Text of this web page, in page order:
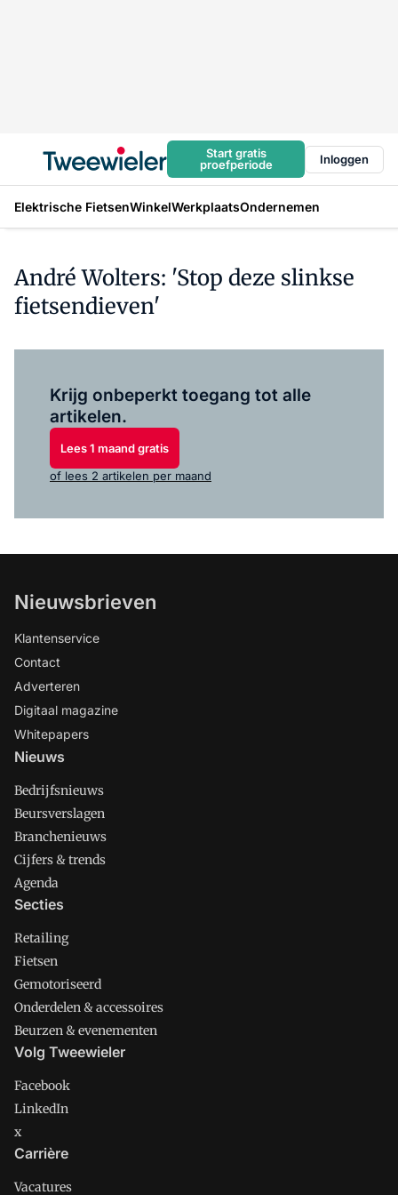
Start gratis
proefperiode
Inloggen
Elektrische FietsenWinkelWerkplaatsOndernemen
André Wolters: 'Stop deze slinkse
fietsendieven'
Krijg onbeperkt toegang tot alle
artikelen.
Lees 1 maand gratis
of lees 2 artikelen per maand
Nieuwsbrieven
Klantenservice
Contact
Adverteren
Digitaal magazine
Whitepapers
Nieuws
Bedrijfsnieuws
Beursverslagen
Branchenieuws
Cijfers & trends
Agenda
Secties
Retailing
Fietsen
Gemotoriseerd
Onderdelen & accessoires
Beurzen & evenementen
Volg Tweewieler
Facebook
LinkedIn
x
Carrière
Vacatures